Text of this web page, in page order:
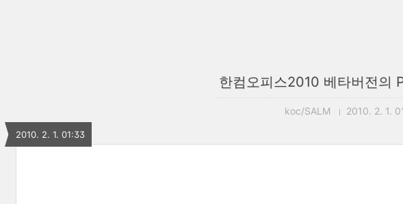
한컴오피스2010 베타버전의
koc/SALM 2010. 2. 1.
2010. 2. 1. 01:33